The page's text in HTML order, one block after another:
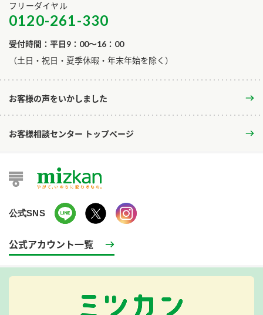
フリーダイヤル
0120-261-330
受付時間：平日9：00～16：00
​（土日・祝日・夏季休暇・年末年始を除く）
お客様の声をいかしました
お客様相談センター トップページ
公式SNS
公式アカウント一覧